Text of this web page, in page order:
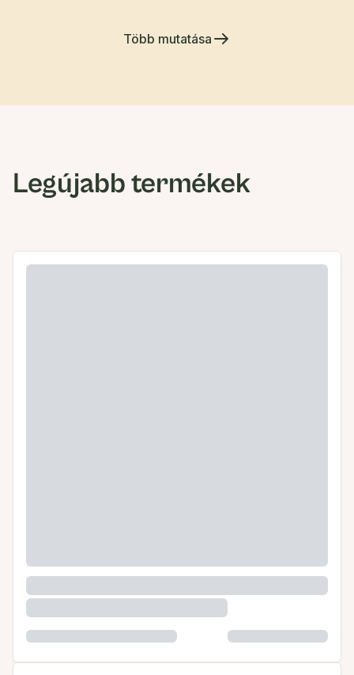
Több mutatása
Legújabb termékek